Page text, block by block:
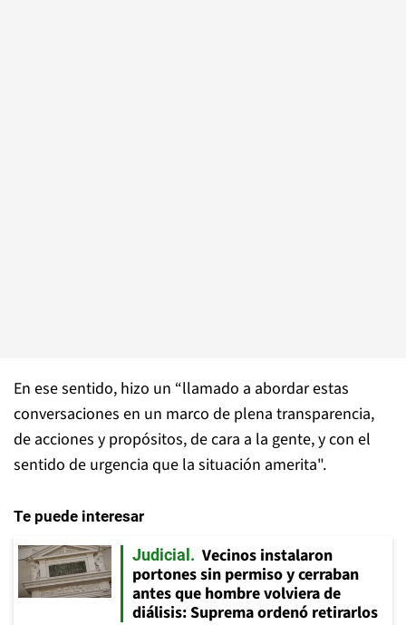
En ese sentido, hizo un “llamado a abordar estas
conversaciones en un marco de plena transparencia,
de acciones y propósitos, de cara a la gente, y con el
sentido de urgencia que la situación amerita".
Te puede interesar
Judicial
Vecinos instalaron
portones sin permiso y cerraban
antes que hombre volviera de
diálisis: Suprema ordenó retirarlos